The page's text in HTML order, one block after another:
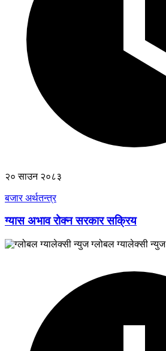
२० साउन २०८३
बजार अर्थतन्त्र
ग्यास अभाव रोक्न सरकार सक्रिय
ग्लोबल ग्यालेक्सी न्युज